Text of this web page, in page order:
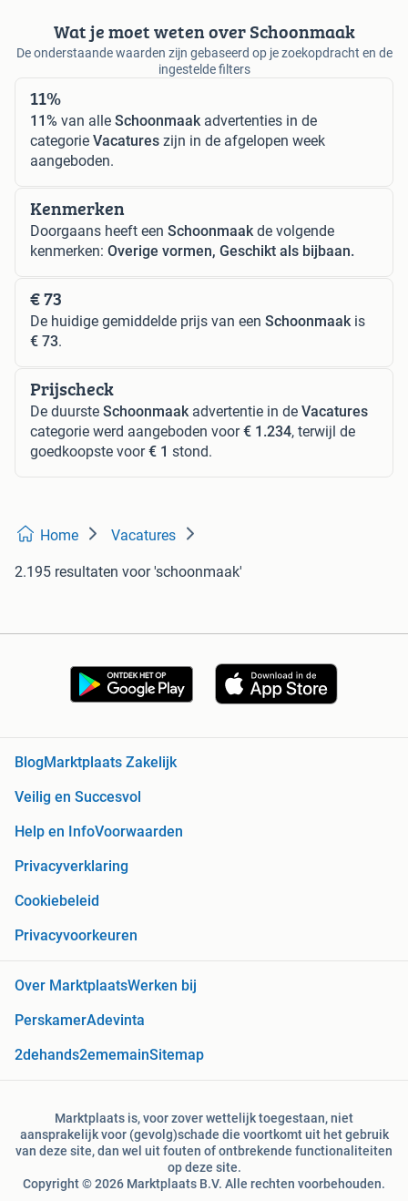
Wat je moet weten over Schoonmaak
De onderstaande waarden zijn gebaseerd op je zoekopdracht en de
ingestelde filters
11%
11% van alle Schoonmaakadvertenties in de
categorie Vacatures zijn in de afgelopen week
aangeboden.
Kenmerken
Doorgaans heeft een Schoonmaakde volgende
kenmerken: Overige vormen, Geschikt als bijbaan.
€ 73
De huidige gemiddelde prijs van een Schoonmaakis
€ 73.
Prijscheck
De duurste Schoonmaakadvertentie in de Vacatures
categorie werd aangeboden voor€ 1.234, terwijl de
goedkoopste voor€ 1 stond.
Home Vacatures
2.195 resultaten voor 'schoonmaak'
Blog Marktplaats Zakelijk
Veilig en Succesvol
Help en InfoVoorwaarden
Privacyverklaring
Cookiebeleid
Privacyvoorkeuren
Over MarktplaatsWerken bij
PerskamerAdevinta
2dehands2ememainSitemap
Marktplaats is, voor zover wettelijk toegestaan, niet
aansprakelijk voor (gevolg)schade die voortkomt uit het gebruik
van deze site, dan wel uit fouten of ontbrekende functionaliteiten
op deze site.
Copyright © 2026 Marktplaats B.V. Alle rechten voorbehouden.